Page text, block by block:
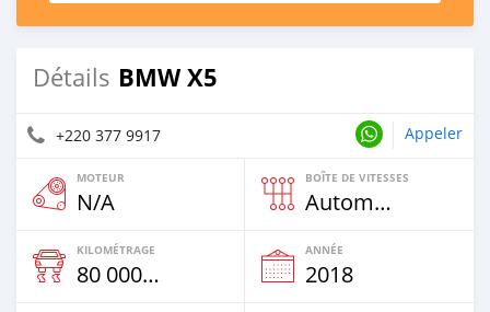
Détails BMW X5
+220 377 9917 Appeler
MOTEUR
N/A
BOÎTE DE VITESSES
Automatique
KILOMÉTRAGE
80 000 Km
ANNÉE
2018